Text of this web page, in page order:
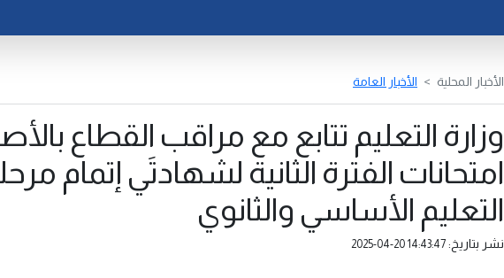
الأخبار المحلية الأخبار العامة
وزارة التعليم تتابع مع مراقب القطاع
امتحانات الفترة الثانية لشهادتَي إتمام
التعليم الأساسي والثانوي
نشر بتاريخ: 2025-04-20 14:43:47